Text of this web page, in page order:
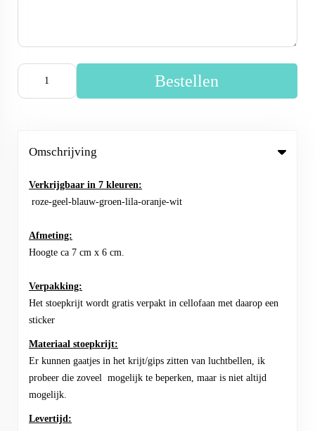
Bestellen
Omschrijving
Verkrijgbaar in 7 kleuren:
roze-geel-blauw-groen-lila-oranje-wit
Afmeting:
Hoogte ca 7 cm x 6 cm.
Verpakking:
Het stoepkrijt wordt gratis verpakt in cellofaan met daarop een
sticker
Materiaal stoepkrijt:
Er kunnen gaatjes in het krijt/gips zitten van luchtbellen, ik
probeer die zoveel mogelijk te beperken, maar is niet altijd
mogelijk.
Levertijd: